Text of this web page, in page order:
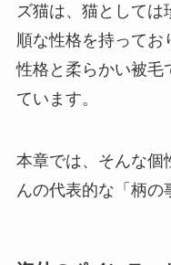
ズ猫は、猫としては
順な性格を持ってお
性格と柔らかい被毛
ています。
本章では、そんな個
んの代表的な「柄の